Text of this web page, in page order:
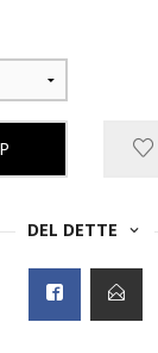
DEL DETTE